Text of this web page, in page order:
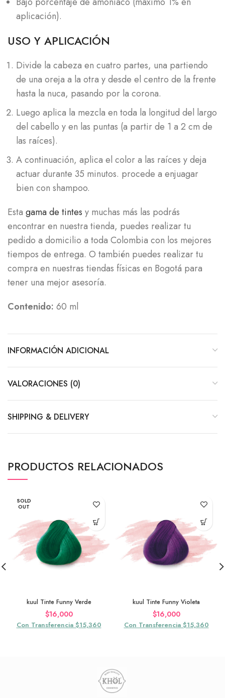
aplicación).
USO Y APLICACIÓN
Divide la cabeza en cuatro partes, una partiendo
de una oreja a la otra y desde el centro de la frente
hasta la nuca, pasando por la corona.
Luego aplica la mezcla en toda la longitud del largo
del cabello y en las puntas (a partir de 1 a 2 cm de
las raíces).
A continuación, aplica el color a las raíces y deja
actuar durante 35 minutos. procede a enjuagar
bien con shampoo.
Esta gama de tintes y muchas más las podrás
encontrar en nuestra tienda, puedes realizar tu
pedido a domicilio a toda Colombia con los mejores
tiempos de entrega. O también puedes realizar tu
compra en nuestras tiendas físicas en Bogotá para
tener una mejor asesoría.
Contenido: 60 ml
INFORMACIÓN ADICIONAL
VALORACIONES (0)
SHIPPING & DELIVERY
PRODUCTOS RELACIONADOS
SOLD
OUT
kuul Tinte Funny Verde
$16,000
Con Transferencia $15,360
kuul Tinte Funny Violeta
$16,000
Con Transferencia $15,360